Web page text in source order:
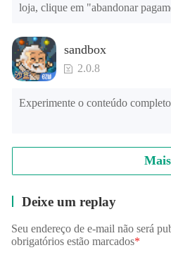
loja, clique em "abandonar
sandbox
2.0.8
Experimente o conteúdo completo
Mais
Deixe um replay
Seu endereço de e-mail não será
obrigatórios estão marcados*